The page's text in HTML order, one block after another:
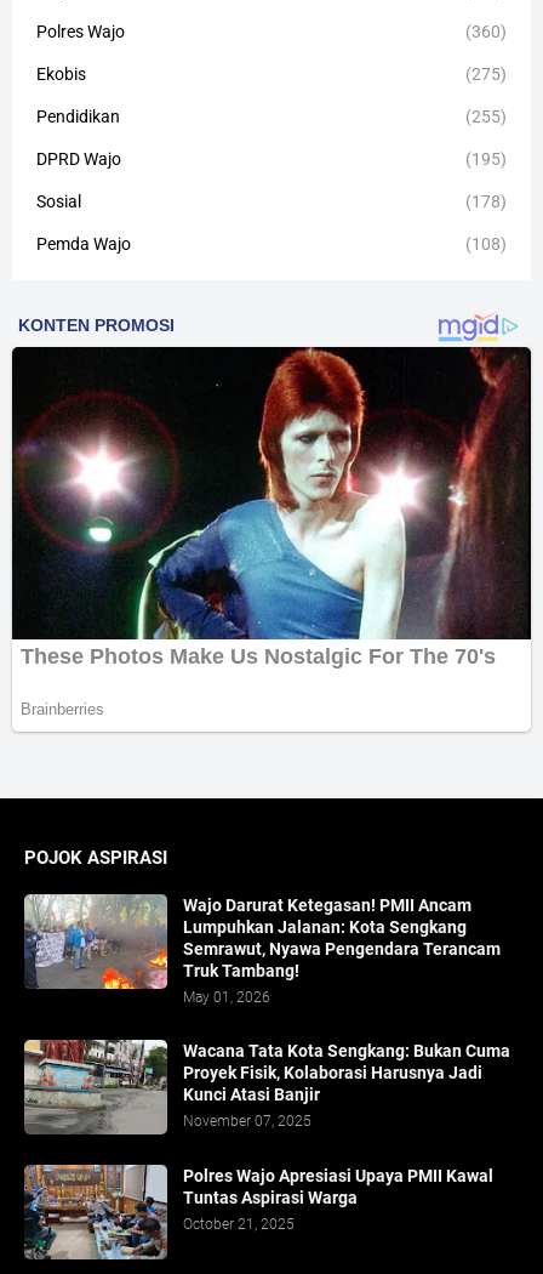
Polres Wajo (360)
Ekobis (275)
Pendidikan (255)
DPRD Wajo (195)
Sosial (178)
Pemda Wajo (108)
POJOK ASPIRASI
Wajo Darurat Ketegasan! PMII Ancam
Lumpuhkan Jalanan: Kota Sengkang
Semrawut, Nyawa Pengendara Terancam
Truk Tambang!
May 01, 2026
​Wacana Tata Kota Sengkang: Bukan Cuma
Proyek Fisik, Kolaborasi Harusnya Jadi
Kunci Atasi Banjir
November 07, 2025
Polres Wajo Apresiasi Upaya PMII Kawal
Tuntas Aspirasi Warga
October 21, 2025